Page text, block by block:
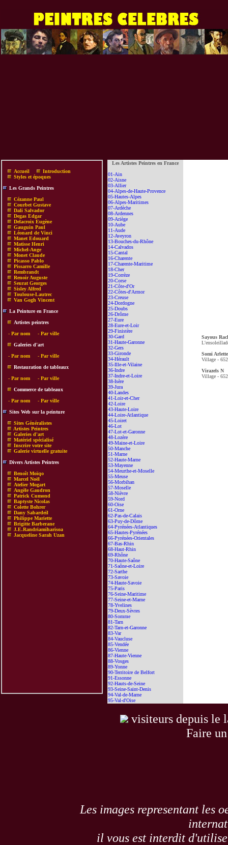
Accueil
Introduction
Styles et époques
Les Grands Peintres
Cézanne Paul
Courbet Gustave
Dali Salvador
Degas Edgar
Delacroix Eugène
Gauguin Paul
Léonard de Vinci
Manet Edouard
Matisse Henri
Michel-Ange
Monet Claude
Picasso Pablo
Pissarro Camille
Rembrandt
Renoir Auguste
Seurat Georges
Sisley Alfred
Toulouse-Lautrec
Van Gogh Vincent
La Peinture en France
Artistes peintres
- Par nom - Par ville
Galeries d'art
- Par nom - Par ville
Restauration de tableaux
- Par nom - Par ville
Commerce de tableaux
- Par nom - Par ville
Sites Web sur la peinture
Sites Généralistes
Artistes Peintres
Galeries d'art
Matériel spécialisé
Inscrire votre site
Galerie virtuelle gratuite
Divers Artistes Peintres
Benoît Moïqo
Marcel Noël
Atelier Mogart
Angèle Gaudron
Patrick Cumond
Baptyste Nicolas
Colette Bohrer
Dany Sabardeil
Philippe Mariette
Brigitte Barberane
J.E.Randriamiharisoa
Jacqueline Sarah Uzan
Les Artistes Peintres en France
01-Ain
02-Aisne
03-Allier
04-Alpes-de-Haute-Provence
05-Hautes-Alpes
06-Alpes-Maritimes
07-Ardèche
08-Ardennes
09-Ariège
10-Aube
11-Aude
12-Aveyron
13-Bouches-du-Rhône
14-Calvados
15-Cantal
16-Charente
17-Charente-Maritime
18-Cher
19-Corrèze
20-Corse
21-Côte-d'Or
22-Côtes-d'Armor
23-Creuse
24-Dordogne
25-Doubs
26-Drôme
27-Eure
28-Eure-et-Loir
29-Finistère
30-Gard
31-Haute-Garonne
32-Gers
33-Gironde
34-Hérault
35-Ille-et-Vilaine
36-Indre
37-Indre-et-Loire
38-Isère
39-Jura
40-Landes
41-Loir-et-Cher
42-Loire
43-Haute-Loire
44-Loire-Atlantique
45-Loiret
46-Lot
47-Lot-et-Garonne
48-Lozère
49-Maine-et-Loire
50-Manche
51-Marne
52-Haute-Marne
53-Mayenne
54-Meurthe-et-Moselle
55-Meuse
56-Morbihan
57-Moselle
58-Nièvre
59-Nord
60-Oise
61-Orne
62-Pas-de-Calais
63-Puy-de-Dôme
64-Pyrénées-Atlantiques
65-Hautes-Pyrénées
66-Pyrénées-Orientales
67-Bas-Rhin
68-Haut-Rhin
69-Rhône
70-Haute-Saône
71-Saône-et-Loire
72-Sarthe
73-Savoie
74-Haute-Savoie
75-Paris
76-Seine-Maritime
77-Seine-et-Marne
78-Yvelines
79-Deux-Sèvres
80-Somme
81-Tarn
82-Tarn-et-Garonne
83-Var
84-Vaucluse
85-Vendée
86-Vienne
87-Haute-Vienne
88-Vosges
89-Yonne
90-Territoire de Belfort
91-Essonne
92-Hauts-de-Seine
93-Seine-Saint-Denis
94-Val-de-Marne
95-Val-d'Oise
Sayous
Somi Arlette
Village -
Virazels N
Village -
visiteurs depuis le
Faire
Les images representant les
il vous est interdit